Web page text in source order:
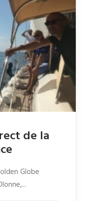
de la
Globe